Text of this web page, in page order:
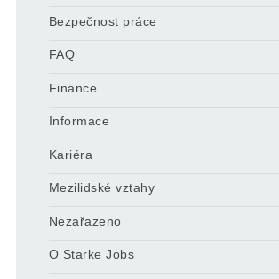
Bezpečnost práce
FAQ
Finance
Informace
Kariéra
Mezilidské vztahy
Nezařazeno
O Starke Jobs